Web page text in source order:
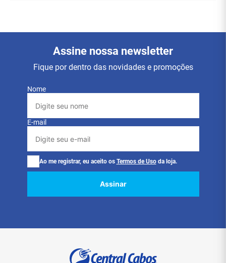
Assine nossa newsletter
Fique por dentro das novidades e promoções
Nome
E-mail
Ao me registrar, eu aceito os Termos de Uso da loja.
Assinar